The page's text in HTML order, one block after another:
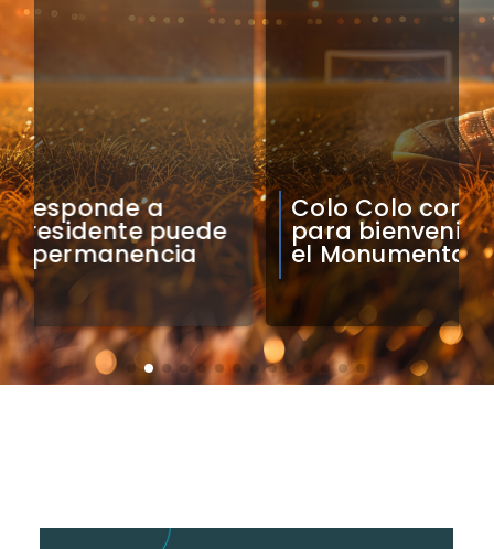
Colo Colo confirma artistas
para bienvenida a Vozinha en
el Monumental